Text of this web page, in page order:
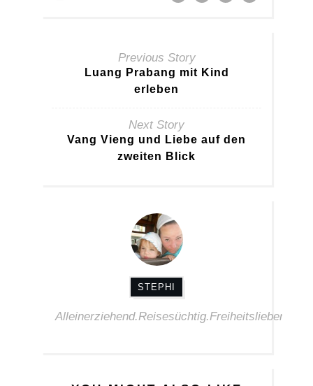
Previous Story
Luang Prabang mit Kind
erleben
Next Story
Vang Vieng und Liebe auf den
zweiten Blick
STEPHI